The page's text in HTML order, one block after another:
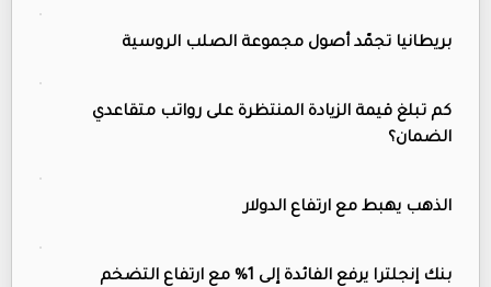
بريطانيا تجمّد أصول مجموعة الصلب الروسية
كم تبلغ قيمة الزيادة المنتظرة على رواتب متقاعدي
الضمان؟
الذهب يهبط مع ارتفاع الدولار
بنك إنجلترا يرفع الفائدة إلى 1% مع ارتفاع التضخم